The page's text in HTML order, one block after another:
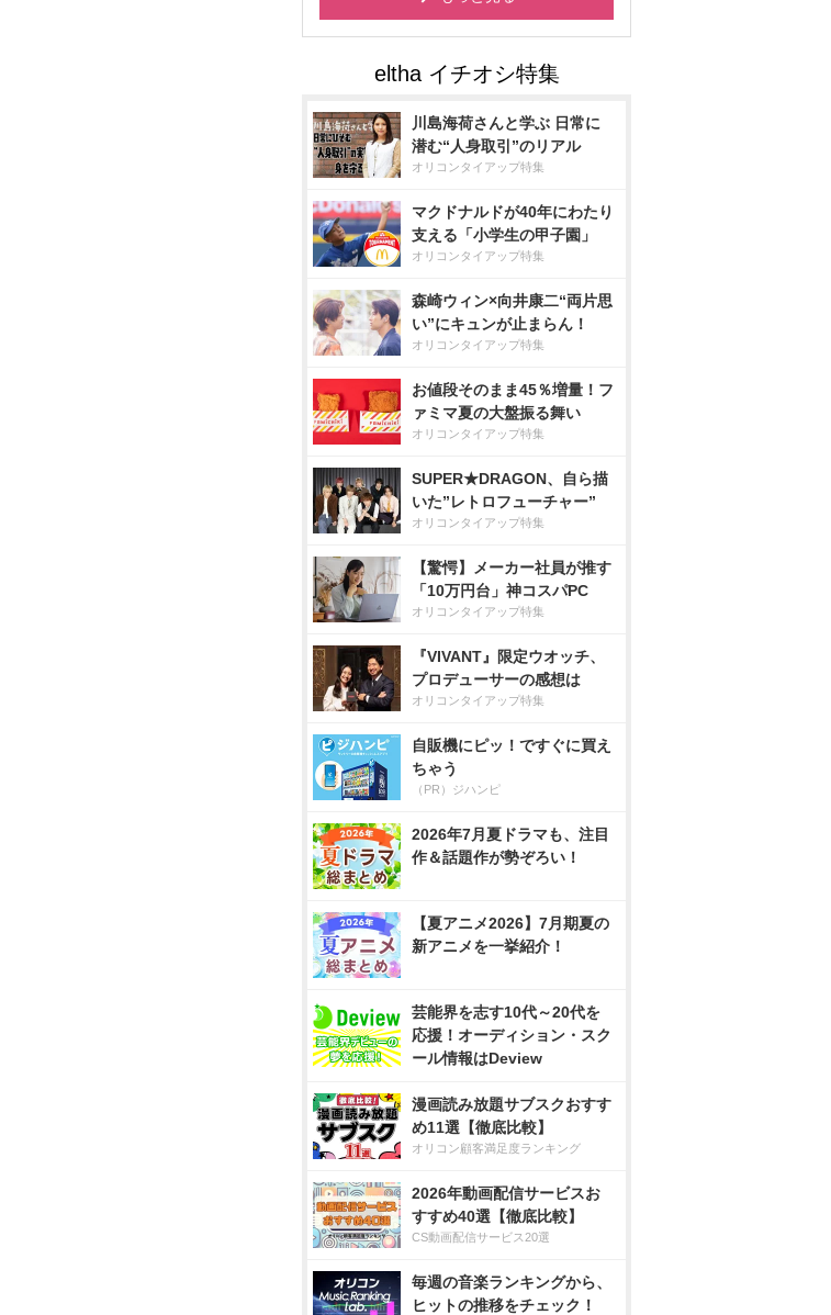
川島海荷さんと学ぶ 日常に
潜む“人身取引”のリアル
オリコンタイアップ特集
マクドナルドが40年にわたり
支える「小学生の甲子園」
オリコンタイアップ特集
森崎ウィン×向井康二“両片思
い”にキュンが止まらん！
オリコンタイアップ特集
お値段そのまま45％増量！フ
ァミマ夏の大盤振る舞い
オリコンタイアップ特集
SUPER★DRAGON、自ら描
いた”レトロフューチャー”
オリコンタイアップ特集
【驚愕】メーカー社員が推す
「10万円台」神コスパPC
オリコンタイアップ特集
『VIVANT』限定ウオッチ、
プロデューサーの感想は
オリコンタイアップ特集
自販機にピッ！ですぐに買え
ちゃう
（PR）ジハンピ
2026年7月夏ドラマも、注目
作＆話題作が勢ぞろい！
【夏アニメ2026】7月期夏の
新アニメを一挙紹介！
芸能界を志す10代～20代を
応援！オーディション・スク
ール情報はDeview
漫画読み放題サブスクおすす
め11選【徹底比較】
オリコン顧客満足度ランキング
2026年動画配信サービスお
すすめ40選【徹底比較】
CS動画配信サービス20選
毎週の音楽ランキングから、
ヒットの推移をチェック！